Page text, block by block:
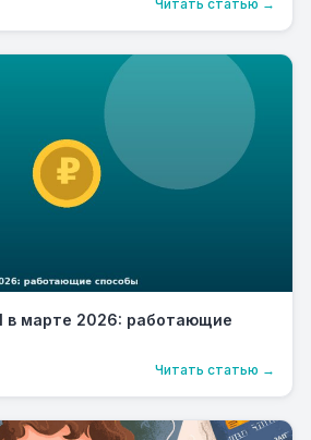
Читать статью →
в марте 2026: работающие
Читать статью →